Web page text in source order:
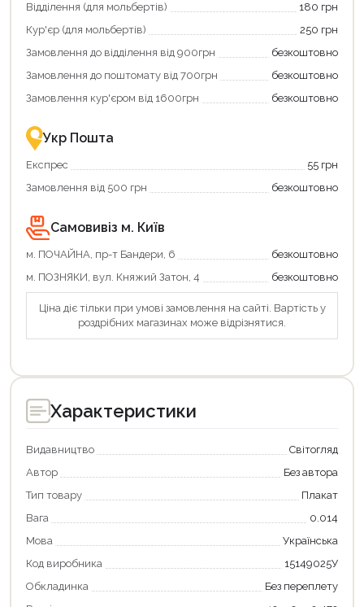
Відділення (для мольбертів)
180 грн
Кур'єр (для мольбертів)
250 грн
Замовлення до відділення від 900грн
безкоштовно
Замовлення до поштомату від 700грн
безкоштовно
Замовлення кур'єром від 1600грн
безкоштовно
Укр Пошта
Експрес
55 грн
Замовлення від 500 грн
безкоштовно
Самовивіз м. Київ
м. ПОЧАЙНА, пр-т Бандери, 6
безкоштовно
м. ПОЗНЯКИ, вул. Княжий Затон, 4
безкоштовно
Ціна діє тільки при умові замовлення на сайті. Вартість у
роздрібних магазинах може відрізнятися.
Характеристики
Видавництво
Світогляд
Автор
Без автора
Тип товару
Плакат
Вага
0.014
Мова
Українська
Код виробника
15149025У
Обкладинка
Без переплету